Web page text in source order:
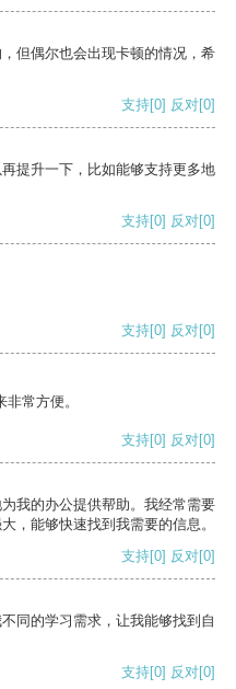
但偶尔也会出现卡顿的情况，希
支持[0] 反对[0]
提升一下，比如能够支持更多地
支持[0] 反对[0]
支持[0] 反对[0]
常方便。
支持[0] 反对[0]
我的办公提供帮助。我经常需要
，能够快速找到我需要的信息。
支持[0] 反对[0]
同的学习需求，让我能够找到自
支持[0] 反对[0]